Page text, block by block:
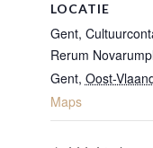
LOCATIE
Gent,
Rerum
Gent, Oost-
Maps